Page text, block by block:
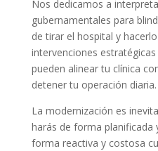
Nos dedicamos a
gubernamentales para
de tirar el hospital y
intervenciones
pueden alinear tu clínica
detener tu operación diaria.
La modernización es
harás de forma planificada
forma reactiva y costosa